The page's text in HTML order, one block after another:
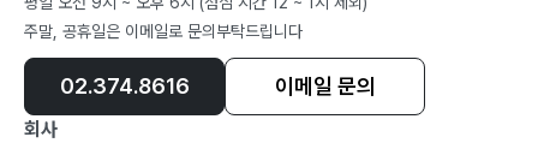
주말, 공휴일은 이메일로 문의부탁드립니다
02.374.8616 이메일 문의
회사